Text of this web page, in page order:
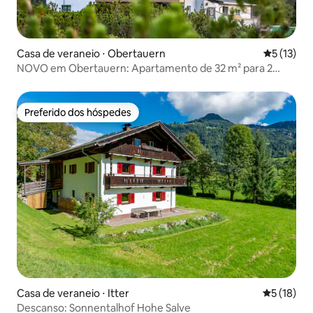
Casa de veraneio ⋅ Obertauern 5 de uma
5 (13)
NOVO em Obertauern: Apartamento de 32 m² para 2
Preferido dos hóspedes
Preferido dos hóspedes
Casa de veraneio ⋅ Itter 5 de uma
5 (18)
Descanso: Sonnentalhof Hohe Salve